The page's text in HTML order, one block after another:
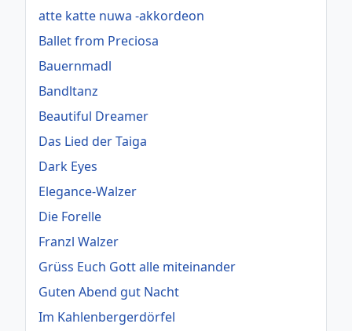
atte katte nuwa -akkordeon
Ballet from Preciosa
Bauernmadl
Bandltanz
Beautiful Dreamer
Das Lied der Taiga
Dark Eyes
Elegance-Walzer
Die Forelle
Franzl Walzer
Grüss Euch Gott alle miteinander
Guten Abend gut Nacht
Im Kahlenbergerdörfel